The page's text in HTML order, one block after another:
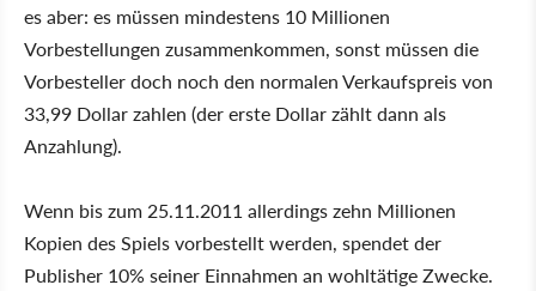
es aber: es müssen mindestens 10 Millionen
Vorbestellungen zusammenkommen, sonst müssen die
Vorbesteller doch noch den normalen Verkaufspreis von
33,99 Dollar zahlen (der erste Dollar zählt dann als
Anzahlung).
Wenn bis zum 25.11.2011 allerdings zehn Millionen
Kopien des Spiels vorbestellt werden, spendet der
Publisher 10% seiner Einnahmen an wohltätige Zwecke.